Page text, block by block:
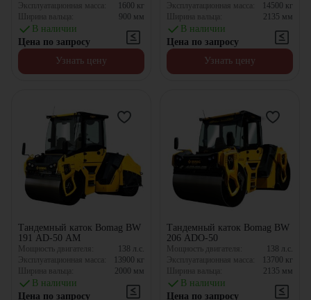
Эксплуатационная масса:
1600 кг
Ширина вальца:
900 мм
В наличии
Цена по запросу
Узнать цену
Эксплуатационная масса:
14500 кг
Ширина вальца:
2135 мм
В наличии
Цена по запросу
Узнать цену
Тандемный каток Bomag BW
191 AD-50 AM
Мощность двигателя: 138 л.с.
Эксплуатационная масса:
13900 кг
Ширина вальца:
2000 мм
В наличии
Цена по запросу
Тандемный каток Bomag BW
206 ADO-50
Мощность двигателя: 138 л.с.
Эксплуатационная масса:
13700 кг
Ширина вальца:
2135 мм
В наличии
Цена по запросу